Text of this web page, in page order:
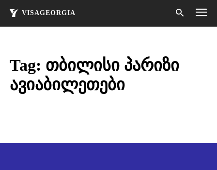
VISAGEORGIA
Tag: თბილისი პარიზი
ავიაბილეთები